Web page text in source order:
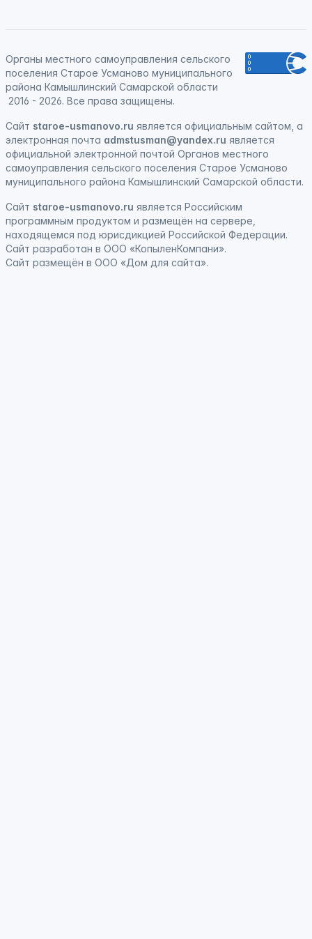
Органы местного самоуправления сельского
поселения Старое Усманово муниципального
района Камышлинский Самарской области
2016 - 2026. Все права защищены.
Сайт staroe-usmanovo.ru является официальным сайтом, а
электронная почта admstusman@yandex.ru является
официальной электронной почтой Органов местного
самоуправления сельского поселения Старое Усманово
муниципального района Камышлинский Самарской области.
Сайт staroe-usmanovo.ru является Российским
программным продуктом и размещён на сервере,
находящемся под юрисдикцией Российской Федерации.
Сайт разработан в ООО «КопыленКомпани».
Сайт размещён в ООО «Дом для сайта».